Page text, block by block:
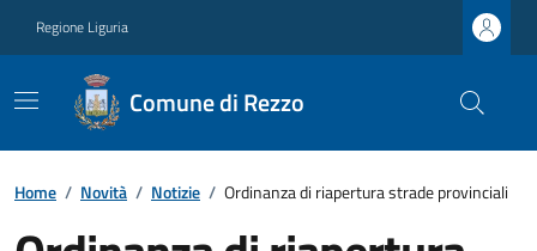
Regione Liguria
Comune di Rezzo
Home / Novità / Notizie / Ordinanza di riapertura strade provinciali